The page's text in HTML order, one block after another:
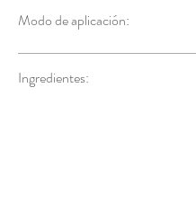
Modo de aplicación:
un suave masaje, hasta su total
Ingredientes:
aminoácidos vegetales,
sodio, trietanolamina, alcohol
ácido benzoico, ácido